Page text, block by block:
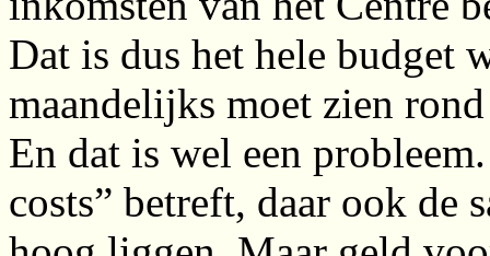
Dat is dus het hele budget
maandelijks moet zien
En dat is wel een
costs” betreft, daar ook de